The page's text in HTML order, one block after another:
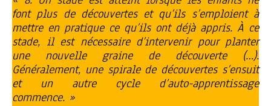
font plus de découvertes et qu’ils s’emploient à
mettre en pratique ce qu’ils ont déjà appris. À ce
stade, il est nécessaire d’intervenir pour planter
une nouvelle graine de découverte (…).
Généralement, une spirale de découvertes s’ensuit
et un autre cycle d’auto-apprentissage
commence. »